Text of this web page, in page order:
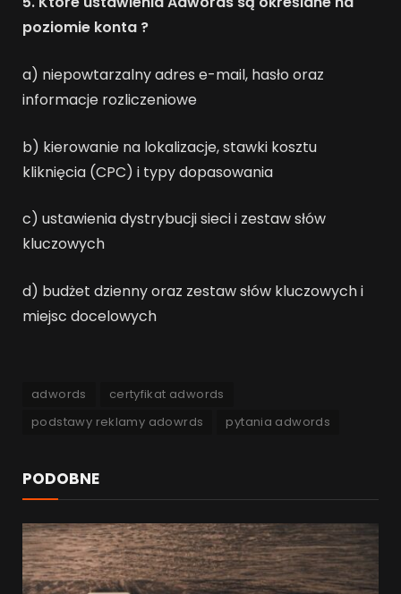
poziomie konta ?
a) niepowtarzalny adres e-mail, hasło oraz
informacje rozliczeniowe
b) kierowanie na lokalizacje, stawki kosztu
kliknięcia (CPC) i typy dopasowania
c) ustawienia dystrybucji sieci i zestaw słów
kluczowych
d) budżet dzienny oraz zestaw słów kluczowych i
miejsc docelowych
adwords
certyfikat adwords
podstawy reklamy adowrds
pytania adwords
PODOBNE